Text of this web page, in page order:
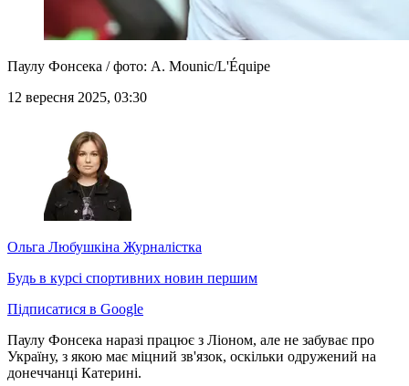
Паулу Фонсека / фото: A. Mounic/L'Équipe
12 вересня 2025, 03:30
Ольга Любушкіна Журналістка
Будь в курсі спортивних новин першим
Підписатися в Google
Паулу Фонсека наразі працює з Ліоном, але не забуває про
Україну, з якою має міцний зв'язок, оскільки одружений на
донеччанці Катерині.